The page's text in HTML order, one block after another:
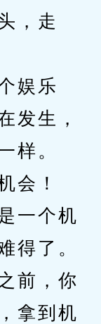
，走
娱乐
发生，
样。
！
一个机
得了。
前，你
拿到机